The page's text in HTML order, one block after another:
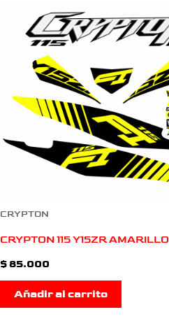
CRYPTON
CRYPTON 115 Y15ZR AMARILLO
$85.000
Añadir al carrito